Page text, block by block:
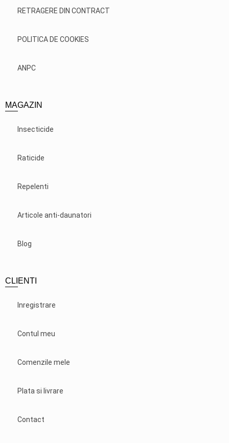
RETRAGERE DIN CONTRACT
POLITICA DE COOKIES
ANPC
MAGAZIN
Insecticide
Raticide
Repelenti
Articole anti-daunatori
Blog
CLIENTI
Inregistrare
Contul meu
Comenzile mele
Plata si livrare
Contact